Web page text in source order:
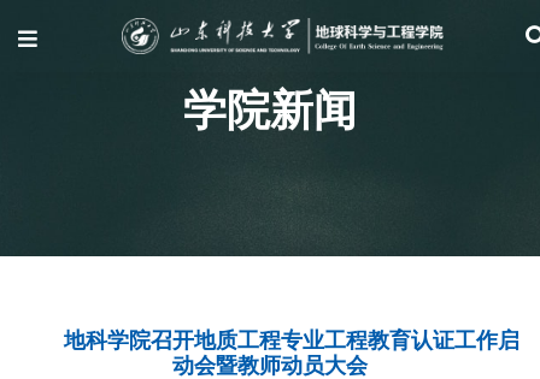
学院新闻
地科学院召开地质工程专业工程教育认证工作启
动会暨教师动员大会